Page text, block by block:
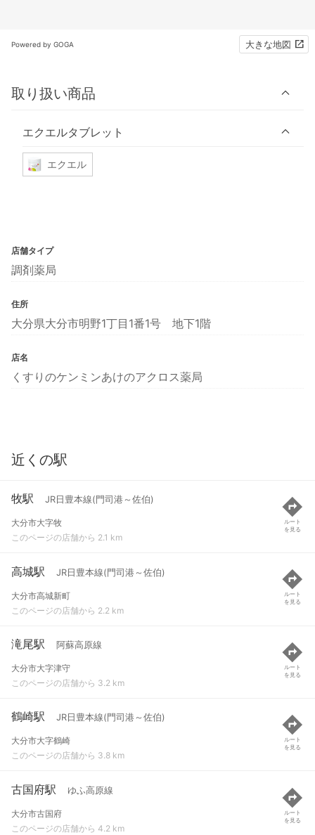
Powered by GOGA 大きな地図
取り扱い商品
エクエルタブレット
エクエル
店舗タイプ
調剤薬局
住所
大分県大分市明野1丁目1番1号 地下1階
店名
くすりのケンミンあけのアクロス薬局
近くの駅
牧駅 JR日豊本線(門司港～佐伯)
大分市大字牧
このページの店舗から 2.1 km
ルート
を見る
高城駅 JR日豊本線(門司港～佐伯)
大分市高城新町
このページの店舗から 2.2 km
ルート
を見る
滝尾駅 阿蘇高原線
大分市大字津守
このページの店舗から 3.2 km
ルート
を見る
鶴崎駅 JR日豊本線(門司港～佐伯)
大分市大字鶴崎
このページの店舗から 3.8 km
ルート
を見る
古国府駅 ゆふ高原線
大分市古国府
このページの店舗から 4.2 km
ルート
を見る